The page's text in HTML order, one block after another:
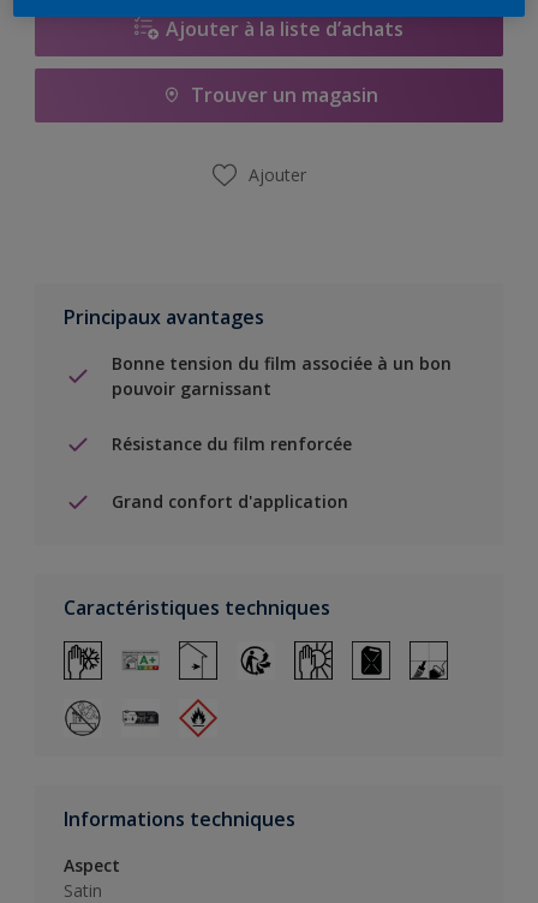
Ajouter à la liste d’achats
Trouver un magasin
Ajouter
Principaux avantages
Bonne tension du film associée à un bon
pouvoir garnissant
Résistance du film renforcée
Grand confort d'application
Caractéristiques techniques
Informations techniques
Aspect
Satin